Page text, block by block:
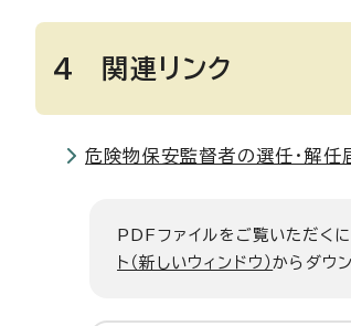
4 関連リンク
危険物保安監督者の選任・解任
PDFファイルをご覧いただく
ト（新しいウィンドウ）からダウ